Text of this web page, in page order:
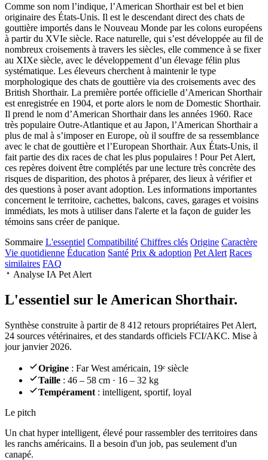
Comme son nom l’indique, l’American Shorthair est bel et bien
originaire des États-Unis. Il est le descendant direct des chats de
gouttière importés dans le Nouveau Monde par les colons européens
à partir du XVIe siècle. Race naturelle, qui s’est développée au fil de
nombreux croisements à travers les siècles, elle commence à se fixer
au XIXe siècle, avec le développement d’un élevage félin plus
systématique. Les éleveurs cherchent à maintenir le type
morphologique des chats de gouttière via des croisements avec des
British Shorthair. La première portée officielle d’American Shorthair
est enregistrée en 1904, et porte alors le nom de Domestic Shorthair.
Il prend le nom d’American Shorthair dans les années 1960. Race
très populaire Outre-Atlantique et au Japon, l’American Shorthair a
plus de mal à s’imposer en Europe, où il souffre de sa ressemblance
avec le chat de gouttière et l’European Shorthair. Aux États-Unis, il
fait partie des dix races de chat les plus populaires ! Pour Pet Alert,
ces repères doivent être complétés par une lecture très concrète des
risques de disparition, des photos à préparer, des lieux à vérifier et
des questions à poser avant adoption. Les informations importantes
concernent le territoire, cachettes, balcons, caves, garages et voisins
immédiats, les mots à utiliser dans l'alerte et la façon de guider les
témoins sans créer de panique.
Sommaire L'essentiel Compatibilité Chiffres clés Origine Caractère
Vie quotidienne Éducation Santé Prix & adoption Pet Alert Races
similaires FAQ
Analyse IA Pet Alert
L'essentiel sur le American Shorthair.
Synthèse construite à partir de 8 412 retours propriétaires Pet Alert,
24 sources vétérinaires, et des standards officiels FCI/AKC. Mise à
jour janvier 2026.
Origine : Far West américain, 19ᵉ siècle
Taille : 46 – 58 cm · 16 – 32 kg
Tempérament : intelligent, sportif, loyal
Le pitch
Un chat hyper intelligent, élevé pour rassembler des territoires dans
les ranchs américains. Il a besoin d'un job, pas seulement d'un
canapé.